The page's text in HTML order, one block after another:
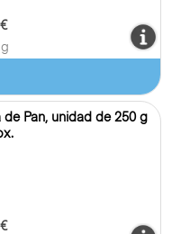
de Pan, unidad de 250 g